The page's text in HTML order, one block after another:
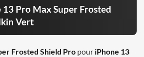
Pro Max Super Frosted
Vert
Frosted Shield Pro pour iPhone 13